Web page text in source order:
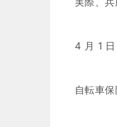
4 月 1 日
自転車